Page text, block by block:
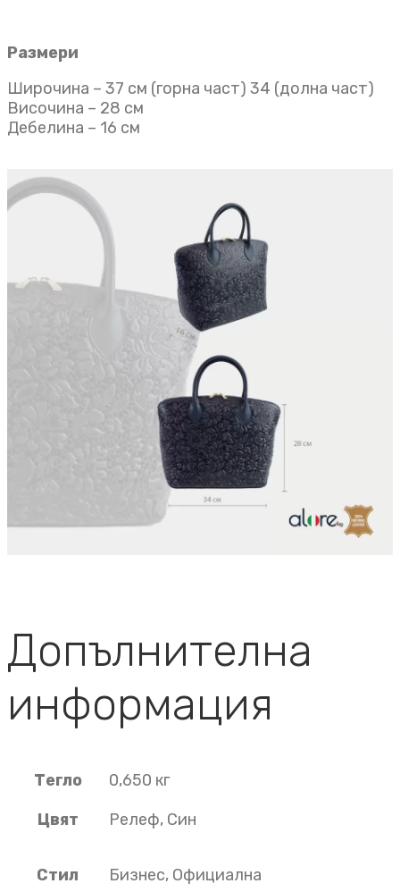
Размери
Широчина – 37 см (горна част) 34 (долна част)
Височина – 28 см
Дебелина – 16 см
Допълнителна
информация
Тегло
0,650 кг
Цвят
Релеф, Син
Стил Бизнес, Официална